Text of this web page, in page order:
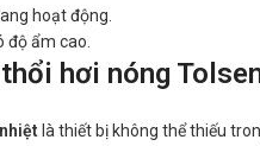
hoạt động.
độ ẩm cao.
hơi nóng
là thiết bị không thể thiếu